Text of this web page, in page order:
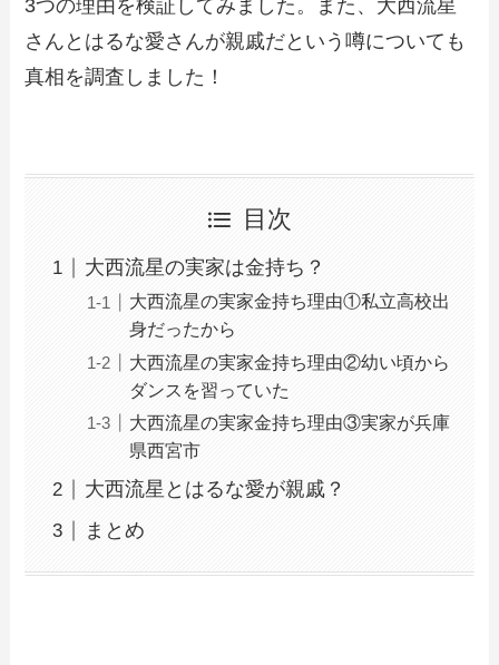
3つの理由を検証してみました。また、大西流星
さんとはるな愛さんが親戚だという噂についても
真相を調査しました！
目次
大西流星の実家は金持ち？
大西流星の実家金持ち理由①私立高校出
身だったから
大西流星の実家金持ち理由②幼い頃から
ダンスを習っていた
大西流星の実家金持ち理由③実家が兵庫
県西宮市
大西流星とはるな愛が親戚？
まとめ